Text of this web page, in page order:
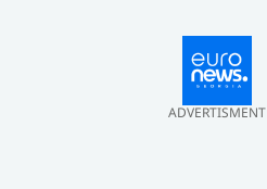
ADVERTISMENT